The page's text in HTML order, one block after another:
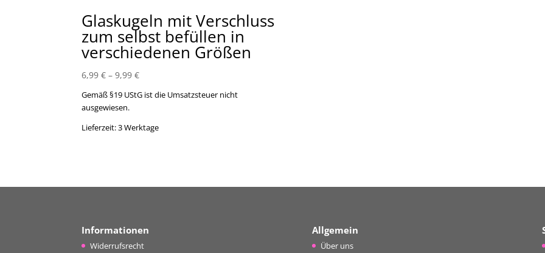
Glaskugeln mit Verschluss
zum selbst befüllen in
verschiedenen Größen
6,99€ –9,99€
Gemäß §19 UStG ist die Umsatzsteuer nicht
ausgewiesen.
Lieferzeit:3 Werktage
Informationen
Widerrufsrecht
Allgemein
Über uns